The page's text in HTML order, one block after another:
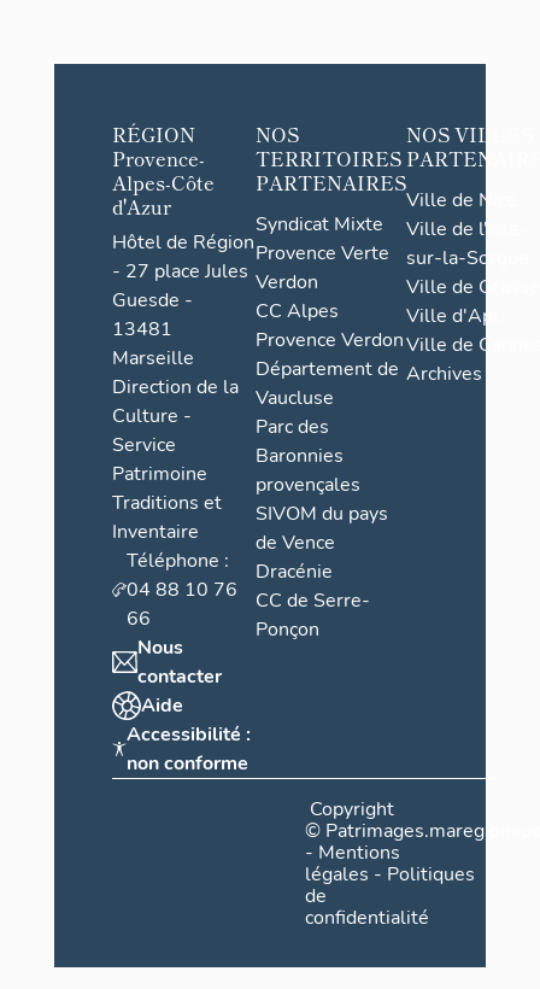
RÉGION
Provence-
Alpes-Côte
d'Azur
Hôtel de Région
- 27 place Jules
Guesde -
13481
Marseille
Direction de la
Culture -
Service
Patrimoine
Traditions et
Inventaire
Téléphone :
04 88 10 76
66
Nous
contacter
Aide
Accessibilité :
non conforme
NOS
TERRITOIRES
PARTENAIRES
Syndicat Mixte
Provence Verte
Verdon
CC Alpes
Provence Verdon
Département de
Vaucluse
Parc des
Baronnies
provençales
SIVOM du pays
de Vence
Dracénie
CC de Serre-
Ponçon
NOS VILLES
Ville de Nice
Ville de l'Isle-
sur-la-Sorgue
Ville de Grasse
Ville d'Apt
Ville de
Archives
Copyright
©
- Mentions
légales - Politiques
de
confidentialité